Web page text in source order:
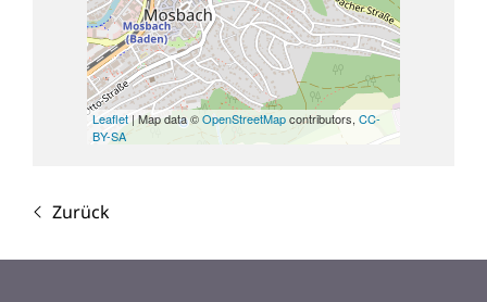
Leaflet| Map data ©OpenStreetMapcontributors, CC-
BY-SA
Zurück